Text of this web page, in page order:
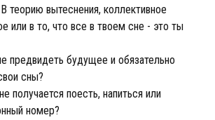
теорию вытеснения, коллективное
или в то, что все в твоем сне - это ты
предвидеть будущее и обязательно
сны?
получается поесть, напиться или
номер?